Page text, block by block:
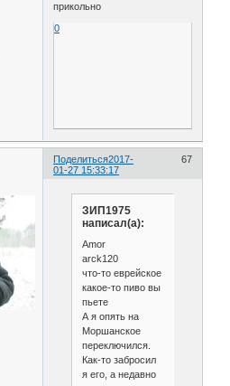
прикольно
0
Поделиться 67
2017-
01-27 15:33:17
ЗИП1975
написал(а):
Amor
arck120
что-то еврейское
какое-то пиво вы
пьете
А я опять на
Моршанское
переключился.
Как-то забросил
я его, а недавно